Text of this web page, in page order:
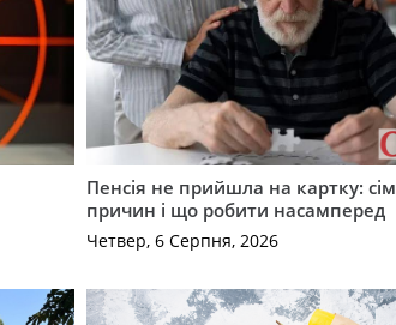
Пенсія не прийшла на картку: сім
причин і що робити насамперед
Четвер, 6 Серпня, 2026